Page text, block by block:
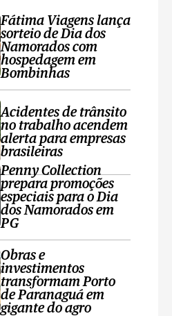
Fátima Viagens lança
sorteio de Dia dos
Namorados com
hospedagem em
Bombinhas
Acidentes de trânsito
no trabalho acendem
alerta para empresas
brasileiras
Penny Collection
prepara promoções
especiais para o Dia
dos Namorados em
PG
Obras e
investimentos
transformam Porto
de Paranaguá em
gigante do agro